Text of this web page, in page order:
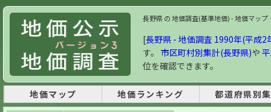
長野県 の 地価調査(基準地価) - 地価マッ
[長野県 - 地価調査 1990年(平成2
す。 市区町村別集計(長野県)や
位を確認できます。
地価マップ 地価ランキング 都道府県別